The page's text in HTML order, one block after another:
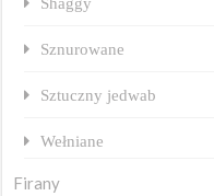
Sznurowane
Sztuczny jedwab
Wełniane
Firany